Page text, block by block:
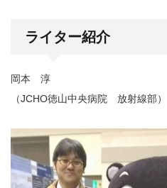
ライター紹介
岡本 淳
（JCHO徳山中央病院 放射線部）